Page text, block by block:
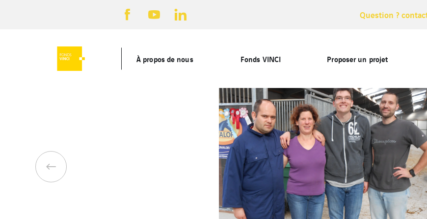
Question ?
À propos de nous Fonds VINCI Proposer un projet